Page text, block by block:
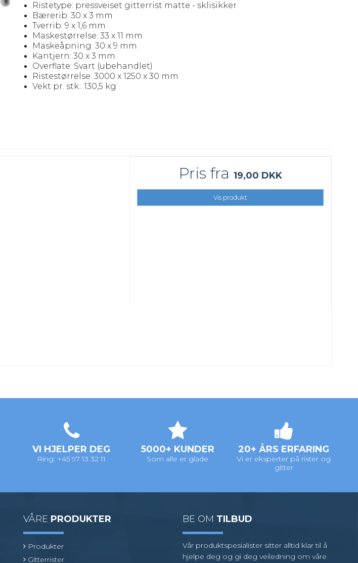
Ristetype: pressveiset gitterrist matte - sklisikker
Bærerib: 30 x 3 mm
Tverrib: 9 x 1,6 mm
Maskestørrelse: 33 x 11 mm
Maskeåpning: 30 x 9 mm
Kantjern: 30 x 3 mm
Overflate: Svart (ubehandlet)
Ristestørrelse: 3000 x 1250 x 30 mm
Vekt pr. stk.: 130,5 kg
Pris fra 19,00 DKK
Vis produkt
VI HJELPER DEG
Ring: +45 97 13 32 11
5000+ KUNDER
Som alle er glade
20+ ÅRS ERFARING
Vi er eksperter på rister og
gitter
VÅRE PRODUKTER
Produkter
Gitterrister
BE OM TILBUD
Vår produktspesialister sitter alltid klar til å
hjelpe deg og gi deg veiledning om våre